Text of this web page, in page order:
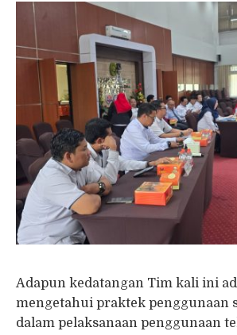
Adapun kedatangan Tim kali ini
mengetahui praktek penggunaan
dalam pelaksanaan penggunaan